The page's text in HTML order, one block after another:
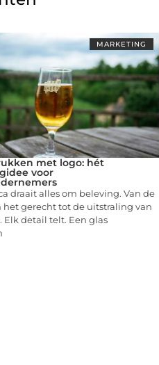
MARKETING
met logo: hét
voor
draait alles om beleving. Van de
het gerecht tot de uitstraling van
Elk detail telt. Een glas